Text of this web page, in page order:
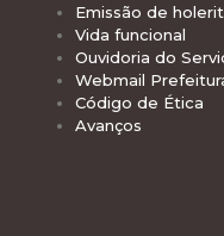
Emissão de
Vida funcional
Ouvidoria do
Webmail
Código de Ética
Avanços